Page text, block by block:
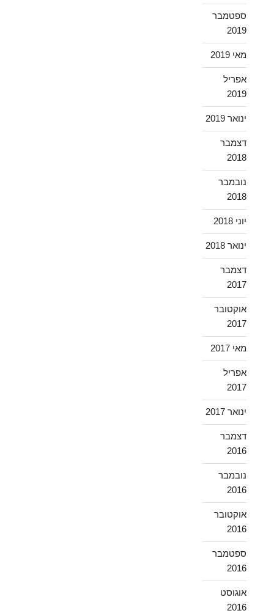
ספטמבר
2019
מאי 2019
אפריל
2019
ינואר 2019
דצמבר
2018
נובמבר
2018
יוני 2018
ינואר 2018
דצמבר
2017
אוקטובר
2017
מאי 2017
אפריל
2017
ינואר 2017
דצמבר
2016
נובמבר
2016
אוקטובר
2016
ספטמבר
2016
אוגוסט
2016